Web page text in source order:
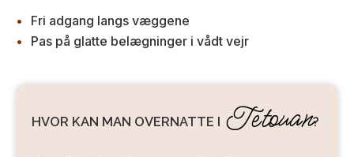
Fri adgang langs væggene
Pas på glatte belægninger i vådt vejr
HVOR KAN MAN OVERNATTE I Tetouan?